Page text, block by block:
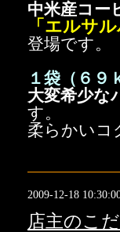
中米産コー
「エルサ
登場です。
１袋（６９
大変希少な
す。
柔らかいコ
2009-12-18
店主のこ